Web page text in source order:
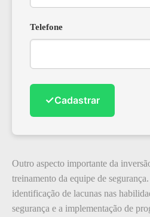
Telefone
✓Cadastrar
Outro aspecto importante da
treinamento da equipe de
identificação de lacunas nas
segurança e a implementação de